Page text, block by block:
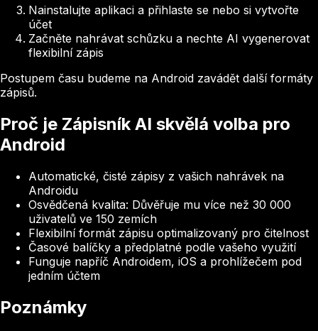
Nainstalujte aplikaci a přihlaste se nebo si vytvořte
účet
Začněte nahrávat schůzku a nechte AI vygenerovat
flexibilní zápis
Postupem času budeme na Android zavádět další formáty
zápisů.
Proč je Zápisník AI skvělá volba pro
Android
Automatické, čisté zápisy z vašich nahrávek na
Androidu
Osvědčená kvalita: Důvěřuje mu více než 30 000
uživatelů ve 150 zemích
Flexibilní formát zápisu optimalizovaný pro čitelnost
Časové balíčky a předplatné podle vašeho využití
Funguje napříč Androidem, iOS a prohlížečem pod
jedním účtem
Poznámky